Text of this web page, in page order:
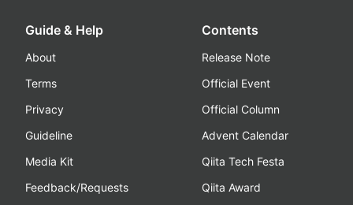
Guide & Help
About
Terms
Privacy
Guideline
Media Kit
Feedback/Requests
Contents
Release Note
Official Event
Official Column
Advent Calendar
Qiita Tech Festa
Qiita Award